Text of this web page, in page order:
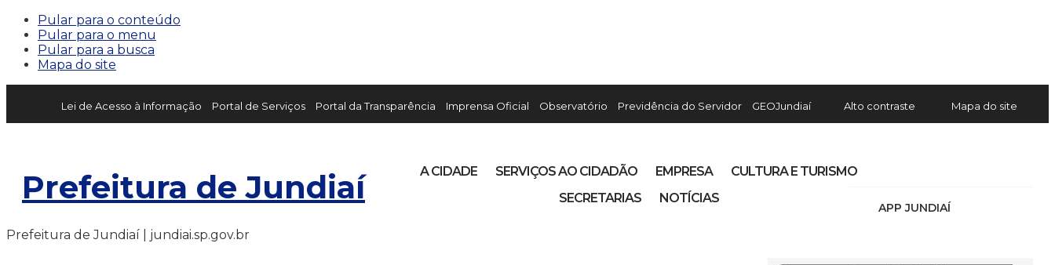
Pular para o conteúdo
Pular para o menu
Pular para a busca
Mapa do site
Lei de Acesso à Informação Portal de Serviços Portal da Transparência Imprensa Oficial Observatório Previdência do Servidor GEOJundiaí Alto contraste Mapa do site
Prefeitura de Jundiaí
APP JUNDIAÍ
A CIDADE SERVIÇOS AO CIDADÃO EMPRESA
CULTURA E TURISMO
SECRETARIAS
NOTÍCIAS
Prefeitura de Jundiaí | jundiai.sp.gov.br